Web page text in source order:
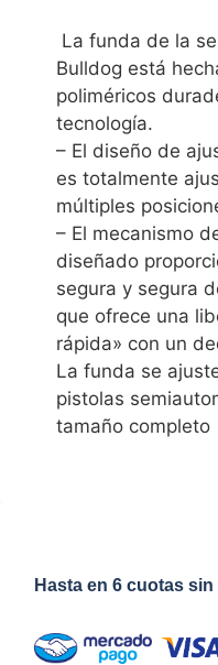
La funda de la
Bulldog está
poliméricos
tecnología.
– El diseño de
es totalmente
múltiples
– El mecanismo
diseñado
segura y segura
que ofrece una
rápida» con un
La funda se
pistolas
tamaño completo
Hasta en 6 cuotas